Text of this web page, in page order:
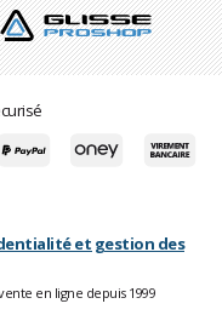
et gestion des
en ligne depuis 1999